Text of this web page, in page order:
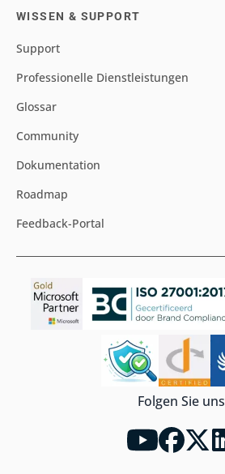
WISSEN & SUPPORT
Support
Professionelle Dienstleistungen
Glossar
Community
Dokumentation
Roadmap
Feedback-Portal
Folgen Sie uns